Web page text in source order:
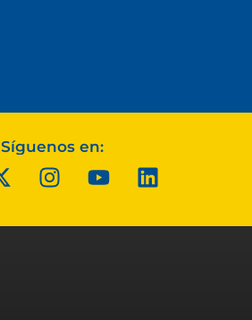
Síguenos en: